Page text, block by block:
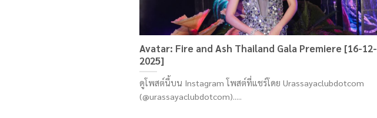
Avatar: Fire and Ash Thailand Gala Premiere [16-12-
2025]
ดูโพสต์นี้บน Instagram โพสต์ที่แชร์โดย Urassayaclubdotcom
(@urassayaclubdotcom).....